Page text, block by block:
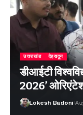
उत्तराखंड देहरादून
डीआईटी
2026’
Lokesh Badoni